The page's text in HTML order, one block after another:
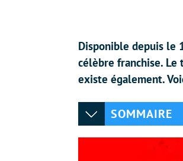
Disponible depuis le
célèbre franchise. Le
existe également.
SOMMAIRE